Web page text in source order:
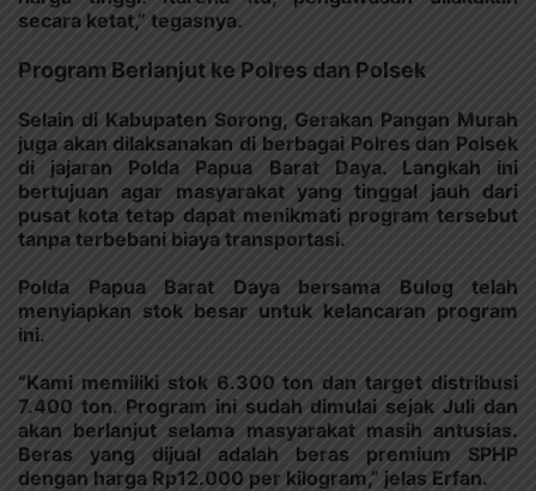
secara ketat,” tegasnya.
Program Berlanjut ke Polres dan Polsek
Selain di Kabupaten Sorong, Gerakan Pangan Murah
juga akan dilaksanakan di berbagai Polres dan Polsek
di jajaran Polda Papua Barat Daya. Langkah ini
bertujuan agar masyarakat yang tinggal jauh dari
pusat kota tetap dapat menikmati program tersebut
tanpa terbebani biaya transportasi.
Polda Papua Barat Daya bersama Bulog telah
menyiapkan stok besar untuk kelancaran program
ini.
“Kami memiliki stok 6.300 ton dan target distribusi
7.400 ton. Program ini sudah dimulai sejak Juli dan
akan berlanjut selama masyarakat masih antusias.
Beras yang dijual adalah beras premium SPHP
dengan harga Rp12.000 per kilogram,” jelas Erfan.